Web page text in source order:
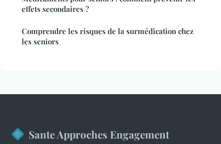
effets secondaires ?
Comprendre les risques de la surmédication chez
les seniors
Sante Approches Engagement